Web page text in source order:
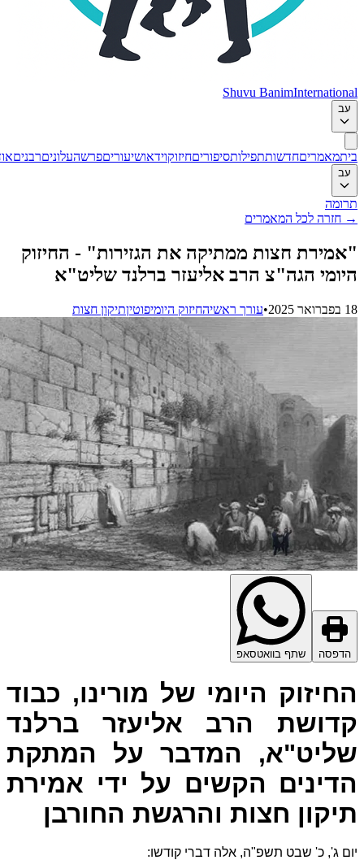
Shuvu Banim
מאמריםחדשותתפילותסיפוריםחיזוקוידאושיעוריםפרשהעלוניםרבניםאודות
חזרה לכל המאמרים
חצות ממתיקה את הגזירות" - החיזוק
הגה"צ הרב אליעזר ברלנד שליט"א
•עורך ראשיהחיזוק היומיפוטיןתיקון חצות
שתף בוואטסאפ
היומי של מורינו, כבוד
הרב אליעזר ברלנד
המדבר על המתקת
הקשים על ידי אמירת
חצות והרגשת החורבן
ג', כ' שבט תשפ"ה, אלה דברי קודשו: